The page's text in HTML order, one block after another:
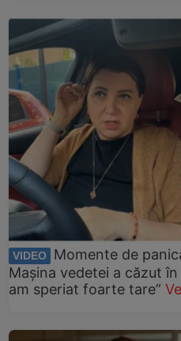
VIDEO
Momente de
Mașina vedetei a căzut
am speriat foarte tare”